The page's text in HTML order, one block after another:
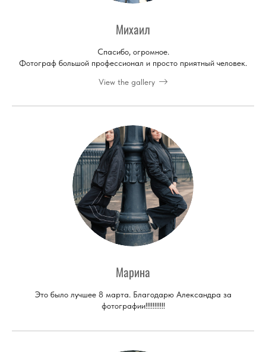
Михаил
Спасибо, огромное.
Фотограф большой профессионал и просто приятный человек.
View the gallery
Марина
Это было лучшее 8 марта. Благодарю Александра за
фотографии!!!!!!!!!!!